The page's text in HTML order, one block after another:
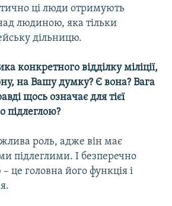
ці люди отримують
людиною, яка тільки
дільницю.
конкретного відділку міліції,
на Вашу думку? Є вона? Вага
щось означає для тієї
підлеглою?
роль, адже він має
підлеглими. І безперечно
це головна його функція і